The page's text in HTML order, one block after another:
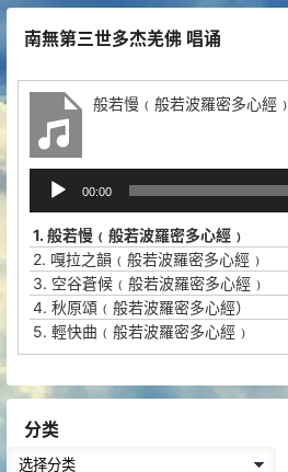
南無第三世多杰羌佛 唱诵
般若慢﹙般若波羅密多心經﹚
播
放
器
00:00
1. 般若慢﹙般若波羅密多心經﹚
2. 嘎拉之韻﹙般若波羅密多心經﹚
3. 空谷蒼候﹙般若波羅密多心經﹚
4. 秋原頌﹙般若波羅密多心經）
5. 輕快曲﹙般若波羅密多心經﹚
分类
分